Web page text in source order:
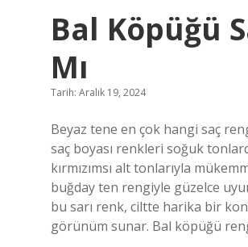
Bal Köpüğü
Mı
Tarih: Aralık 19, 2024
Beyaz tene en çok hangi saç
saç boyası renkleri soğuk
kırmızımsı alt tonlarıyla
buğday ten rengiyle güzelce
bu sarı renk, ciltte harika bir
görünüm sunar. Bal köpüğü rengi